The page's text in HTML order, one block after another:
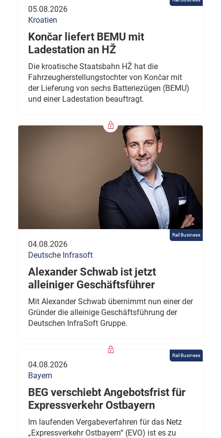
05.08.2026
Kroatien
Končar liefert BEMU mit
Ladestation an HŽ
Die kroatische Staatsbahn HŽ hat die
Fahrzeugherstellungstochter von Končar mit
der Lieferung von sechs Batteriezügen (BEMU)
und einer Ladestation beauftragt.
Rail Business
04.08.2026
Deutsche Infrasoft
Alexander Schwab ist jetzt
alleiniger Geschäftsführer
Mit Alexander Schwab übernimmt nun einer der
Gründer die alleinige Geschäftsführung der
Deutschen InfraSoft Gruppe.
Rail Business
04.08.2026
Bayern
BEG verschiebt Angebotsfrist für
Expressverkehr Ostbayern
Im laufenden Vergabeverfahren für das Netz
„Expressverkehr Ostbayern“ (EVO) ist es zu